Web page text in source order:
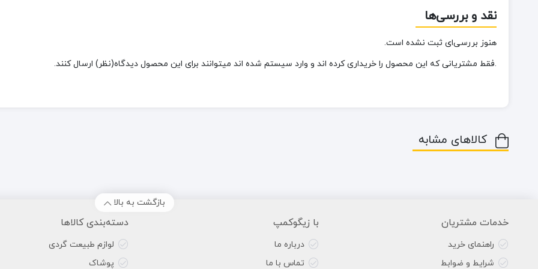
نقد و بررسی‌ها
هنوز بررسی‌ای ثبت نشده است.
.فقط مشتریانی که این محصول را خریداری کرده اند و وارد سیستم شده اند میتوانند برای این محصول دیدگاه(نظر) ارسال کنند.
کالاهای مشابه
بازگشت به بالا
خدمات مشتریان
راهنمای خرید
شرایط و ضوابط
با زیگوکمپ
درباره ما
تماس با ما
دسته‌بندی کالاها
لوازم طبیعت گردی
پوشاک